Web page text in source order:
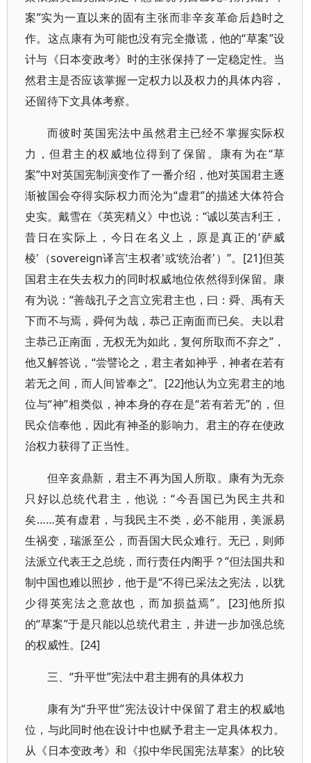
案”实为一直以来的固有主张而非辛亥革命后趋时之
作。这点康有为可能也没有完全撒谎，他的“草案”设
计与《日本变政考》时的主张保持了一定稳定性。当
然君主是否应该掌握一定权力以及权力的具体内容，
还留待下文具体考察。
而彼时英国宪法中虽然君主已经不掌握实际权
力，但君主的权威地位得到了保留。康有为在“草
案”中对英国宪制演变作了一番介绍，他对英国君主逐
渐被国会夺得实际权力而沦为“虚君”的描述大体符合
史实。戴雪在《英宪精义》中也说：“诚以英吉利王，
昔日在实际上，今日在名义上，原是真正的‘萨威
棱'（sovereign译言‘主权者'或‘统治者'）”。[21]但英
国君主在失去权力的同时权威地位依然得到保留。康
有为说：“善哉孔子之言立宪君主也，曰：舜、禹有天
下而不与焉，舜何为哉，恭己正南面而已矣。夫以君
主恭己正南面，无权无为如此，复何所取而不弃之”，
他又解答说，“尝譬论之，君主者如神乎，神者在若有
若无之间，而人间皆奉之”。[22]他认为立宪君主的地
位与“神”相类似，神本身的存在是“若有若无”的，但
民众信奉他，因此有神圣的影响力。君主的存在使政
治权力获得了正当性。
但辛亥鼎新，君主不再为国人所取。康有为无奈
只好以总统代君主，他说：“今吾国已为民主共和
矣……英有虚君，与我民主不类，必不能用，美派易
生祸变，瑞派至公，而吾国大民众难行。无已，则师
法派立代表王之总统，而行责任内阁乎？”但法国共和
制中国也难以照抄，他于是“不得已采法之宪法，以犹
少得英宪法之意故也，而加损益焉”。[23]他所拟
的“草案”于是只能以总统代君主，并进一步加强总统
的权威性。[24]
三、“升平世”宪法中君主拥有的具体权力
康有为“升平世”宪法设计中保留了君主的权威地
位，与此同时他在设计中也赋予君主一定具体权力。
从《日本变政考》和《拟中华民国宪法草案》的比较